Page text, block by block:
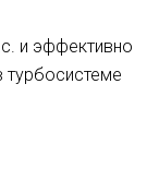
и эффективно
турбосистеме